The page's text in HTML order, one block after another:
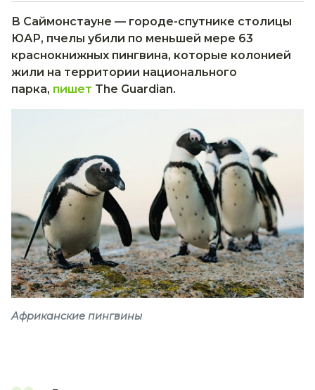
В Саймонстауне — городе-спутнике столицы
ЮАР, пчелы убили по меньшей мере 63
краснокнижных пингвина, которые колонией
жили на территории национального
парка, пишет The Guardian.
Африканские пингвины